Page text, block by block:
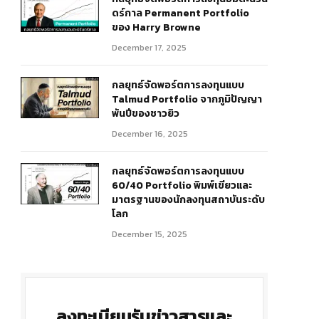
ดร์กาล Permanent Portfolio
ของ Harry Browne
December 17, 2025
กลยุทธ์จัดพอร์ตการลงทุนแบบ
Talmud Portfolio จากภูมิปัญญา
พันปีของชาวยิว
December 16, 2025
กลยุทธ์จัดพอร์ตการลงทุนแบบ
60/40 Portfolio พิมพ์เขียวและ
มาตรฐานของนักลงทุนสถาบันระดับ
โลก
December 15, 2025